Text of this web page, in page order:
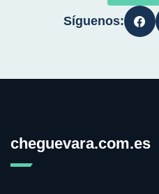
Síguenos:
cheguevara.com.es